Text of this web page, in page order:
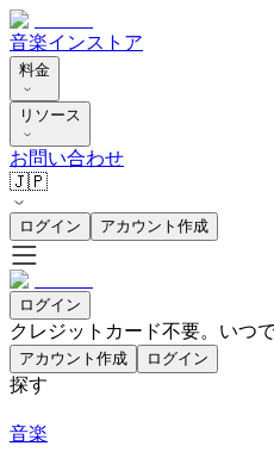
音楽インストア
料金
リソース
お問い合わせ
🇯🇵
ログイン アカウント作成
ログイン
クレジットカード不要。いつ
アカウント作成 ログイン
探す
音楽